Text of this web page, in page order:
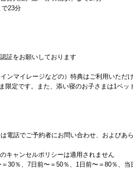
23分
証をお願いしております
ンマイレージなどの）特典はご利用いただ
定です。また、添い寝のお子さまは1ベッ
電話でご予約者にお問い合わせ、およびあ
キャンセルポリシーは適用されません
30％、7日前〜＝50％、1日前〜＝80％、当